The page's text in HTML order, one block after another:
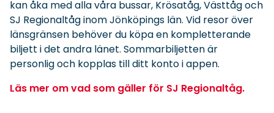
kan åka med alla våra bussar, Krösatåg,Västtåg och
SJ Regionaltåginom Jönköpings län. Vid resor över
länsgränsen behöver du köpa en kompletterande
biljett i det andra länet. Sommarbiljetten är
personlig och kopplas till ditt konto i appen.
Läs mer om vad som gäller för SJ Regionaltåg.